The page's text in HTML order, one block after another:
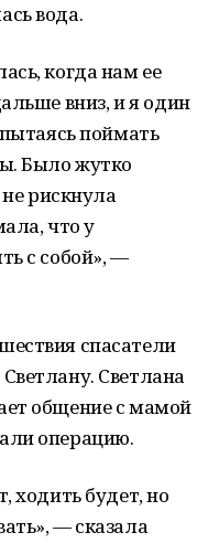
вода.
когда нам ее
вниз, и я один
поймать
Было жутко
рискнула
что у
с собой», —
спасатели
Светлана
общение с мамой
операцию.
ходить будет, но
— сказала